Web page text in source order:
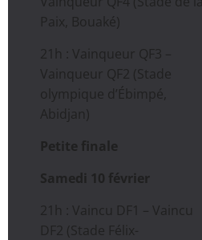
Paix, Bouaké)
21h : Vainqueur QF3 –
Vainqueur QF2 (Stade
olympique d’Ébimpé,
Abidjan)
Petite finale
Samedi 10 février
21h : Vaincu DF1 – Vaincu
DF2 (Stade Félix-